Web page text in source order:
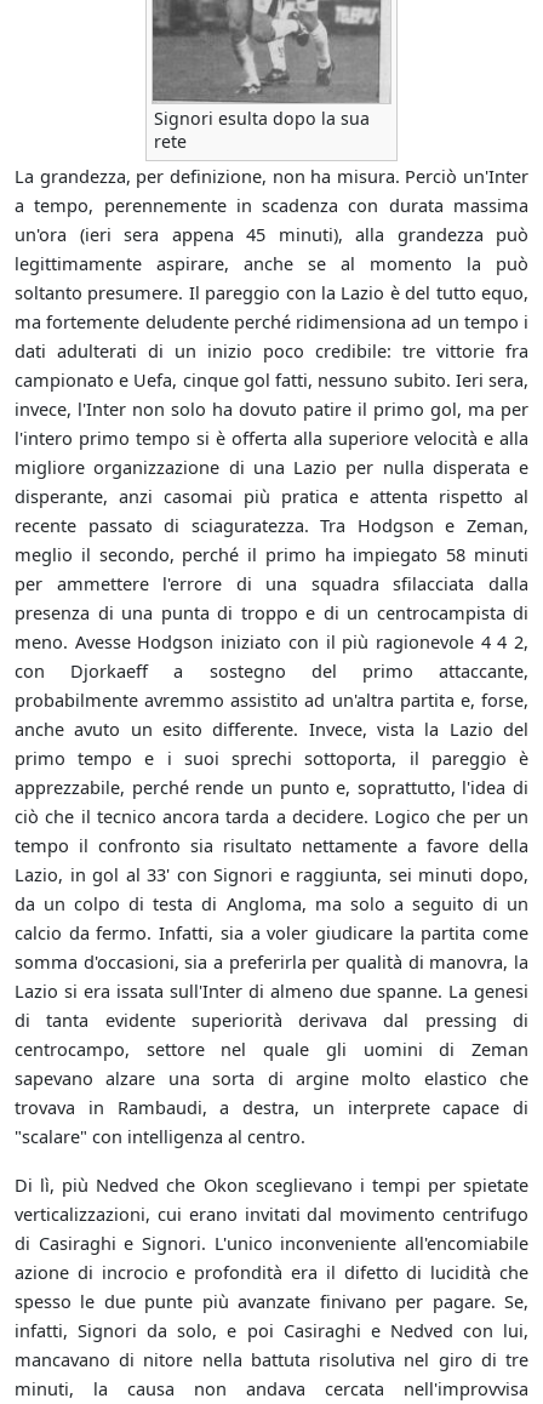
Signori esulta dopo la sua
rete
La grandezza, per definizione, non ha misura. Perciò un'Inter
a tempo, perennemente in scadenza con durata massima
un'ora (ieri sera appena 45 minuti), alla grandezza può
legittimamente aspirare, anche se al momento la può
soltanto presumere. Il pareggio con la Lazio è del tutto equo,
ma fortemente deludente perché ridimensiona ad un tempo i
dati adulterati di un inizio poco credibile: tre vittorie fra
campionato e Uefa, cinque gol fatti, nessuno subito. Ieri sera,
invece, l'Inter non solo ha dovuto patire il primo gol, ma per
l'intero primo tempo si è offerta alla superiore velocità e alla
migliore organizzazione di una Lazio per nulla disperata e
disperante, anzi casomai più pratica e attenta rispetto al
recente passato di sciaguratezza. Tra Hodgson e Zeman,
meglio il secondo, perché il primo ha impiegato 58 minuti
per ammettere l'errore di una squadra sfilacciata dalla
presenza di una punta di troppo e di un centrocampista di
meno. Avesse Hodgson iniziato con il più ragionevole 4 4 2,
con Djorkaeff a sostegno del primo attaccante,
probabilmente avremmo assistito ad un'altra partita e, forse,
anche avuto un esito differente. Invece, vista la Lazio del
primo tempo e i suoi sprechi sottoporta, il pareggio è
apprezzabile, perché rende un punto e, soprattutto, l'idea di
ciò che il tecnico ancora tarda a decidere. Logico che per un
tempo il confronto sia risultato nettamente a favore della
Lazio, in gol al 33' con Signori e raggiunta, sei minuti dopo,
da un colpo di testa di Angloma, ma solo a seguito di un
calcio da fermo. Infatti, sia a voler giudicare la partita come
somma d'occasioni, sia a preferirla per qualità di manovra, la
Lazio si era issata sull'Inter di almeno due spanne. La genesi
di tanta evidente superiorità derivava dal pressing di
centrocampo, settore nel quale gli uomini di Zeman
sapevano alzare una sorta di argine molto elastico che
trovava in Rambaudi, a destra, un interprete capace di
"scalare" con intelligenza al centro.
Di lì, più Nedved che Okon sceglievano i tempi per spietate
verticalizzazioni, cui erano invitati dal movimento centrifugo
di Casiraghi e Signori. L'unico inconveniente all'encomiabile
azione di incrocio e profondità era il difetto di lucidità che
spesso le due punte più avanzate finivano per pagare. Se,
infatti, Signori da solo, e poi Casiraghi e Nedved con lui,
mancavano di nitore nella battuta risolutiva nel giro di tre
minuti, la causa non andava cercata nell'improvvisa